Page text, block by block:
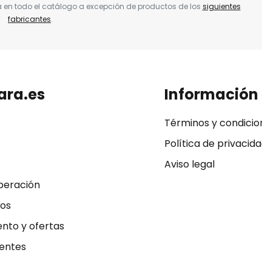
todo el catálogo a excepción de productos de los siguientes
fabricantes.
y ofertas
Información
Términos y
Política de
Aviso legal